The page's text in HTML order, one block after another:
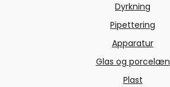
Dyrkning
Pipettering
Apparatur
Glas og porcelæn
Plast